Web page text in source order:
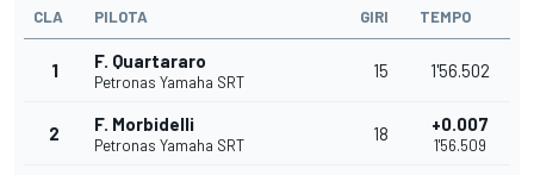
CLA PILOTA GIRI TEMPO
1 F. Quartararo
Petronas Yamaha SRT
15 1'56.502
2 F. Morbidelli
Petronas Yamaha SRT
18 +0.007
1'56.509